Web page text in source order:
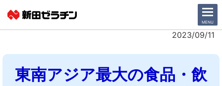
CLOSE
MENU
2023/09/11
東南アジア最大の食品・飲
ニュース一覧
会社情報